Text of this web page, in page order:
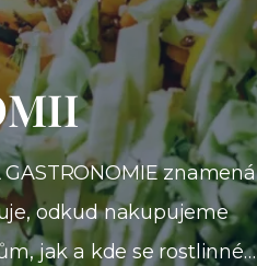
znamená
odkud nakupujeme
jak a kde se rostlinné